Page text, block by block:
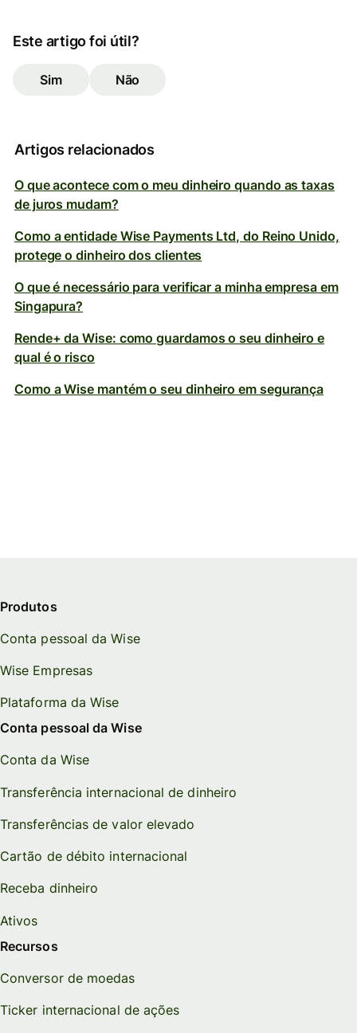
Este artigo foi útil?
Sim Não
Artigos relacionados
O que acontece com o meu dinheiro quando as taxas
de juros mudam?
Como a entidade Wise Payments Ltd, do Reino Unido,
protege o dinheiro dos clientes
O que é necessário para verificar a minha empresa em
Singapura?
Rende+ da Wise: como guardamos o seu dinheiro e
qual é o risco
Como a Wise mantém o seu dinheiro em segurança
Produtos
Conta pessoal da Wise
Wise Empresas
Plataforma da Wise
Conta pessoal da Wise
Conta da Wise
Transferência internacional de dinheiro
Transferências de valor elevado
Cartão de débito internacional
Receba dinheiro
Ativos
Recursos
Conversor de moedas
Ticker internacional de ações